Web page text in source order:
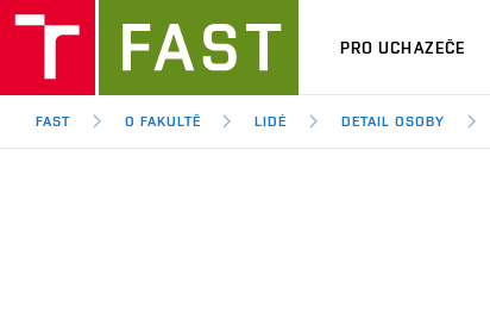
PRO UCHAZEČE
FAST O FAKULTĚ LIDÉ DETAIL OSOBY